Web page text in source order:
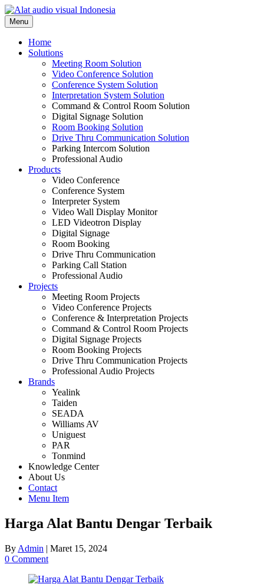
Skip
to
content
Menu
Home
Solutions
Meeting Room Solution
Video Conference Solution
Conference System Solution
Interpretation System Solution
Command & Control Room Solution
Digital Signage Solution
Room Booking Solution
Drive Thru Communication Solution
Parking Intercom Solution
Professional Audio
Products
Video Conference
Conference System
Interpreter System
Video Wall Display Monitor
LED Videotron Display
Digital Signage
Room Booking
Drive Thru Communication
Parking Call Station
Professional Audio
Projects
Meeting Room Projects
Video Conference Projects
Conference & Interpretation Projects
Command & Control Room Projects
Digital Signage Projects
Room Booking Projects
Drive Thru Communication Projects
Professional Audio Projects
Brands
Yealink
Taiden
SEADA
Williams AV
Uniguest
PAR
Tonmind
Knowledge Center
About Us
Contact
Menu Item
Harga Alat Bantu Dengar Terbaik
By Admin | Maret 15, 2024
0 Comment